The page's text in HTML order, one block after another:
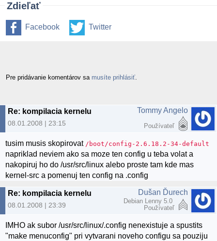
Zdieľať
Facebook Twitter
Pre pridávanie komentárov sa musíte prihlásiť
Re: kompilacia kernelu
08.01.2008 | 23:15
Tommy Angelo
Používateľ
tusim musis skopirovat /boot/config-2.6.18.2-34-default
napriklad neviem ako sa moze ten config u teba volat a
nakopiruj ho do /usr/src/linux alebo proste tam kde mas
kernel-src a pomenuj ten config na .config
Re: kompilacia kernelu
08.01.2008 | 23:39
Dušan Ďurech
Debian Lenny 5.0
Používateľ
IMHO ak subor /usr/src/linux/.config nenexistuje a spustits
"make menuconfig" pri vytvarani noveho configu sa pouziju